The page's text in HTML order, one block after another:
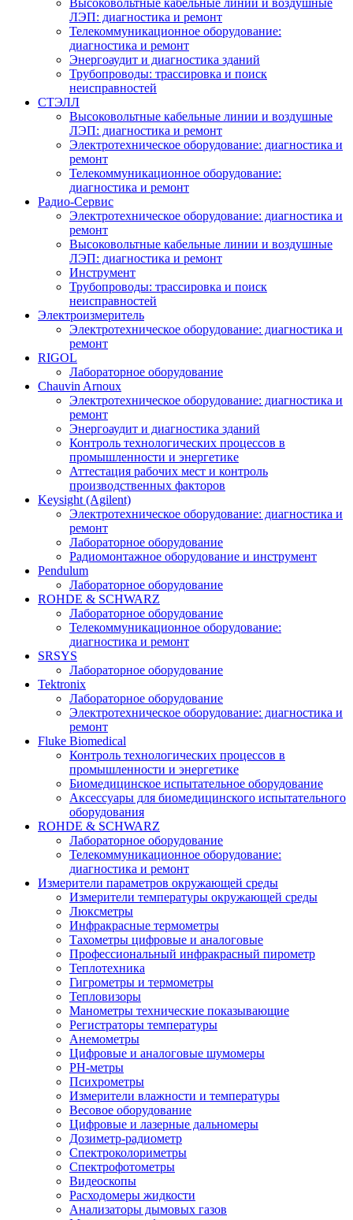
Высоковольтные кабельные линии и воздушные
ЛЭП: диагностика и ремонт
Телекоммуникационное оборудование:
диагностика и ремонт
Энергоаудит и диагностика зданий
Трубопроводы: трассировка и поиск
неисправностей
СТЭЛЛ
Высоковольтные кабельные линии и воздушные
ЛЭП: диагностика и ремонт
Электротехническое оборудование: диагностика и
ремонт
Телекоммуникационное оборудование:
диагностика и ремонт
Радио-Cервис
Электротехническое оборудование: диагностика и
ремонт
Высоковольтные кабельные линии и воздушные
ЛЭП: диагностика и ремонт
Инструмент
Трубопроводы: трассировка и поиск
неисправностей
Электроизмеритель
Электротехническое оборудование: диагностика и
ремонт
RIGOL
Лабораторное оборудование
Chauvin Arnoux
Электротехническое оборудование: диагностика и
ремонт
Энергоаудит и диагностика зданий
Контроль технологических процессов в
промышленности и энергетике
Аттестация рабочих мест и контроль
производственных факторов
Keysight (Agilent)
Электротехническое оборудование: диагностика и
ремонт
Лабораторное оборудование
Радиомонтажное оборудование и инструмент
Pendulum
Лабораторное оборудование
ROHDE & SCHWARZ
Лабораторное оборудование
Телекоммуникационное оборудование:
диагностика и ремонт
SRSYS
Лабораторное оборудование
Tektronix
Лабораторное оборудование
Электротехническое оборудование: диагностика и
ремонт
Fluke Biomedical
Контроль технологических процессов в
промышленности и энергетике
Биомедицинское испытательное оборудование
Аксессуары для биомедицинского испытательного
оборудования
ROHDE & SCHWARZ
Лабораторное оборудование
Телекоммуникационное оборудование:
диагностика и ремонт
Измерители параметров окружающей среды
Измерители температуры окружающей среды
Люксметры
Инфракрасные термометры
Тахометры цифровые и аналоговые
Профессиональный инфракрасный пирометр
Теплотехника
Гигрометры и термометры
Тепловизоры
Манометры технические показывающие
Регистраторы температуры
Анемометры
Цифровые и аналоговые шумомеры
PH-метры
Психрометры
Измерители влажности и температуры
Весовое оборудование
Цифровые и лазерные дальномеры
Дозиметр-радиометр
Спектроколориметры
Спектрофотометры
Видеоскопы
Расходомеры жидкости
Анализаторы дымовых газов